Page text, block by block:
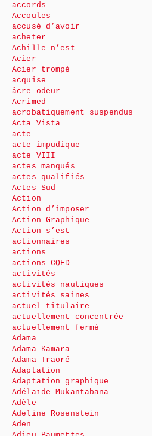
accords
Accoules
accusé d’avoir
acheter
Achille n’est
Acier
Acier trompé
acquise
âcre odeur
Acrimed
acrobatiquement suspendus
Acta Vista
acte
acte impudique
acte VIII
actes manqués
actes qualifiés
Actes Sud
Action
Action d’imposer
Action Graphique
Action s’est
actionnaires
actions
actions CQFD
activités
activités nautiques
activités saines
actuel titulaire
actuellement concentrée
actuellement fermé
Adama
Adama Kamara
Adama Traoré
Adaptation
Adaptation graphique
Adélaïde Mukantabana
Adèle
Adeline Rosenstein
Aden